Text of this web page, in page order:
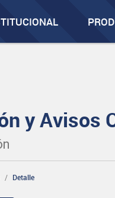
y Avisos
Detalle